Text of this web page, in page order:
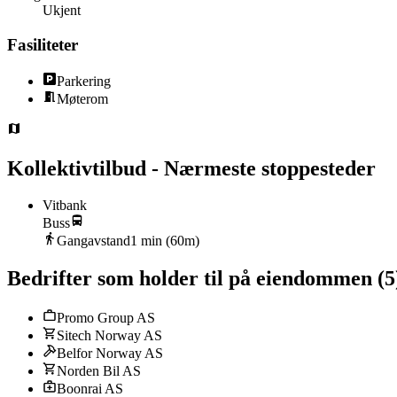
Ukjent
Fasiliteter
Parkering
Møterom
Kollektivtilbud - Nærmeste stoppesteder
Vitbank
Buss
Gangavstand1 min (60m)
Bedrifter som holder til på eiendommen (5
Promo Group AS
Sitech Norway AS
Belfor Norway AS
Norden Bil AS
Boonrai AS